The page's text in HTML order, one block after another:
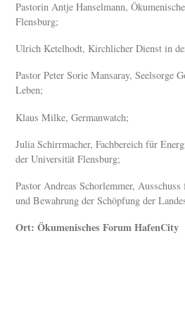
Pastorin Antje Hanselmann,
Flensburg;
Ulrich Ketelhodt, Kirchlicher Dienst in
Pastor Peter Sorie Mansaray, Seelsorge
Leben;
Klaus Milke, Germanwatch;
Julia Schirrmacher, Fachbereich für
der Universität Flensburg;
Pastor Andreas Schorlemmer,
und Bewahrung der Schöpfung der
Ort: Ökumenisches Forum HafenCity